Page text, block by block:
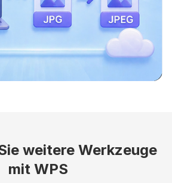
weitere Werkzeuge
mit WPS